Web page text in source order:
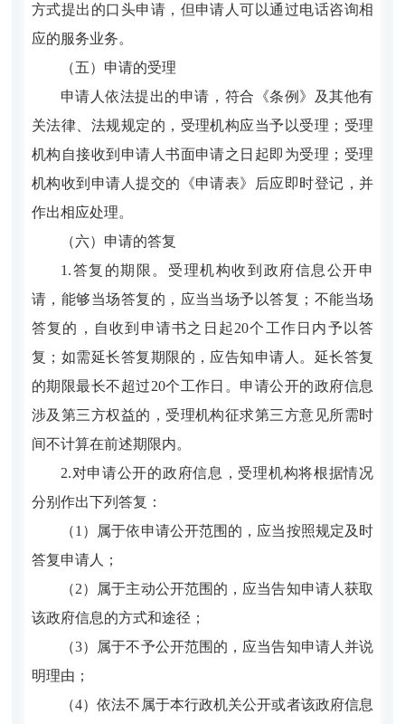
方式提出的口头申请，但申请人可以通过电话咨询相
应的服务业务。
（五）申请的受理
申请人依法提出的申请，符合《条例》及其他有
关法律、法规规定的，受理机构应当予以受理；受理
机构自接收到申请人书面申请之日起即为受理；受理
机构收到申请人提交的《申请表》后应即时登记，并
作出相应处理。
（六）申请的答复
1.答复的期限。受理机构收到政府信息公开申
请，能够当场答复的，应当当场予以答复；不能当场
答复的，自收到申请书之日起20个工作日内予以答
复；如需延长答复期限的，应告知申请人。延长答复
的期限最长不超过20个工作日。申请公开的政府信息
涉及第三方权益的，受理机构征求第三方意见所需时
间不计算在前述期限内。
2.对申请公开的政府信息，受理机构将根据情况
分别作出下列答复：
（1）属于依申请公开范围的，应当按照规定及时
答复申请人；
（2）属于主动公开范围的，应当告知申请人获取
该政府信息的方式和途径；
（3）属于不予公开范围的，应当告知申请人并说
明理由；
（4）依法不属于本行政机关公开或者该政府信息